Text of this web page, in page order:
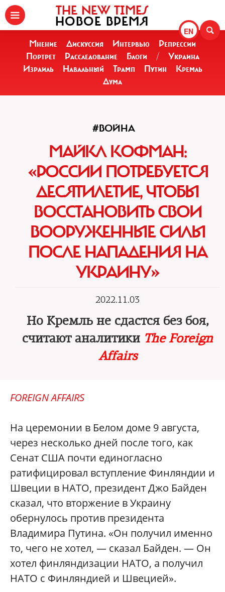
EN
THE NEW TIMES
НОВОЕ ВРЕМЯ
Мнение Дискуссия Интервью
Репрессии
Портрет
Расследование Блоги /
Украина
Израиль
Навальный Трамп Путин
Кремль
Дума
#ВОЙНА
МАЙКЛ КОФМАН:
«РОССИИ ПОТРЕБУЕТСЯ
ДЕСЯТИЛЕТИЕ, ЧТОБЫ
ВОССТАНОВИТЬ СВОИ
ВООРУЖЕННЫЕ СИЛЫ
ПОСЛЕ НАПАДЕНИЯ НА
УКРАИНУ»
2022.11.03
Но Кремль не сдастся без боя,
считают аналитики The Foreign
Affairs
FOREIGN AFFAIRS
На церемонии в Белом доме 9 августа,
через несколько дней после того, как
Сенат США почти единогласно
ратифицировал вступление Финляндии и
Швеции в НАТО, президент Джо Байден
сказал, что вторжение в Украину
обернулось против президента
Владимира Путина. «Он получил именно
то, чего не хотел, — сказал Байден. — Он
хотел финляндизации НАТО, а получил
НАТО с Финляндией и Швецией».